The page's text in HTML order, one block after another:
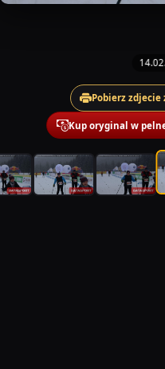
Pobierz
Kup oryginal w